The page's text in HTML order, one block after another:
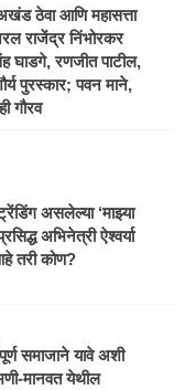
ठेवा आणि महासत्ता
राजेंद्र निंभोरकर
घाडगे, रणजीत पाटील,
पुरस्कार; पवन माने,
गौरव
असलेल्या ‘माझ्या
अभिनेत्री ऐश्वर्या
तरी कोण?
समाजाने यावे अशी
मानवत येथील